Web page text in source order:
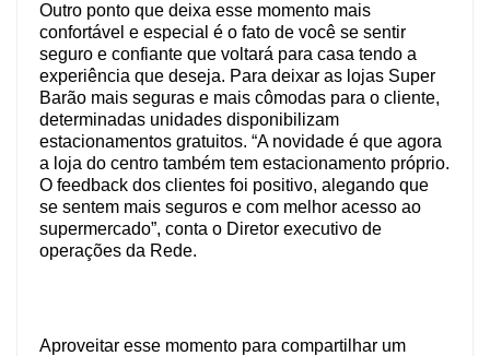
Outro ponto que deixa esse momento mais
confortável e especial é o fato de você se sentir
seguro e confiante que voltará para casa tendo a
experiência que deseja. Para deixar as lojas Super
Barão mais seguras e mais cômodas para o cliente,
determinadas unidades disponibilizam
estacionamentos gratuitos. “A novidade é que agora
a loja do centro também tem estacionamento próprio.
O feedback dos clientes foi positivo, alegando que
se sentem mais seguros e com melhor acesso ao
supermercado”, conta o Diretor executivo de
operações da Rede.
Aproveitar esse momento para compartilhar um